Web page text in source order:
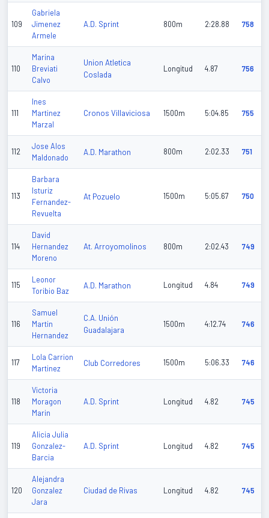
109
Gabriela
Jimenez
Armele
A.D. Sprint 800m 2:28.88 758
110
Marina
Breviati
Calvo
Union Atletica
Coslada
Longitud 4.87 756
111
Ines
Martinez
Marzal
Cronos Villaviciosa 1500m 5:04.85 755
112
Jose Alos
Maldonado
A.D. Marathon 800m 2:02.33 751
113
Barbara
Isturiz
Fernandez-
Revuelta
At Pozuelo 1500m 5:05.67 750
114
David
Hernandez
Moreno
At. Arroyomolinos 800m 2:02.43 749
115
Leonor
Toribio Baz
A.D. Marathon Longitud 4.84 749
116
Samuel
Martin
Hernandez
C.A. Unión
Guadalajara
1500m 4:12.74 746
117
Lola Carrion
Martinez
Club Corredores 1500m 5:06.33 746
118
Victoria
Moragon
Marin
A.D. Sprint Longitud 4.82 745
119
Alicia Julia
Gonzalez-
Barcia
A.D. Sprint Longitud 4.82 745
120
Alejandra
Gonzalez
Jara
Ciudad de Rivas Longitud 4.82 745